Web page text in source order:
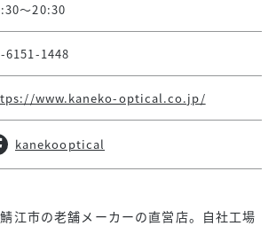
～20:30
6151-1448
www.kaneko-optical.co.jp/
kanekooptical
江市の老舗メーカーの直営店。自社工場